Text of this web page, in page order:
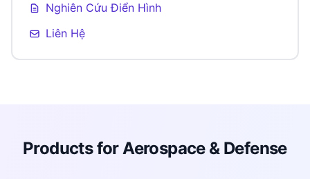
Nghiên Cứu Điển Hình
Liên Hệ
Products for Aerospace & Defense